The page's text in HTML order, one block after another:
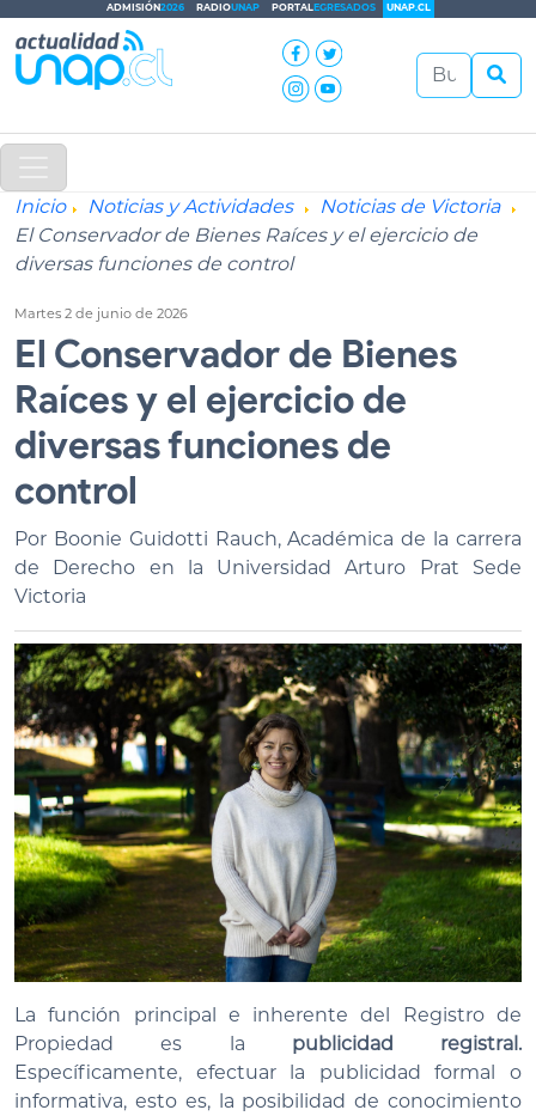
ADMISIÓN2026 RADIOUNAP PORTALEGRESADOS UNAP.CL
Inicio Noticias y Actividades
Noticias de Victoria
El Conservador de Bienes Raíces y el ejercicio de
diversas funciones de control
Martes 2 de junio de 2026
El Conservador de Bienes
Raíces y el ejercicio de
diversas funciones de
control
Por Boonie Guidotti Rauch, Académica de la carrera
de Derecho en la Universidad Arturo Prat Sede
Victoria
La función principal e inherente del Registro de
Propiedad es la publicidad registral.
Específicamente, efectuar la publicidad formal o
informativa, esto es, la posibilidad de conocimiento